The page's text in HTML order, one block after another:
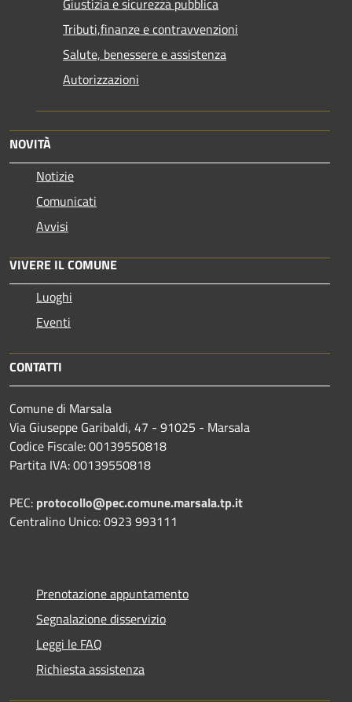
Giustizia e sicurezza pubblica
Tributi,finanze e contravvenzioni
Salute, benessere e assistenza
Autorizzazioni
NOVITÀ
Notizie
Comunicati
Avvisi
VIVERE IL COMUNE
Luoghi
Eventi
CONTATTI
Comune di Marsala
Via Giuseppe Garibaldi, 47 - 91025 - Marsala
Codice Fiscale: 00139550818
Partita IVA: 00139550818
PEC: protocollo@pec.comune.marsala.tp.it
Centralino Unico: 0923 993111
Prenotazione appuntamento
Segnalazione disservizio
Leggi le FAQ
Richiesta assistenza